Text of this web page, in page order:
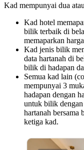
Kad mempunyai dua
Kad hotel
bilik terbaik di
memaparkan
Kad jenis bilik
data hartanah di
bilik di hadapan
Semua kad lain
mempunyai 3
hadapan dengan
untuk bilik dengan
hartanah bersama
ketiga kad.